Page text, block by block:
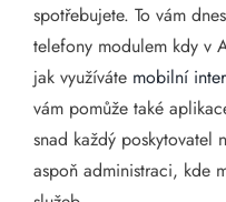
spotřebujete. To vám
telefony modulem kdy v
jak využíváte mobilní
vám pomůže také
snad každý
aspoň administraci, kde